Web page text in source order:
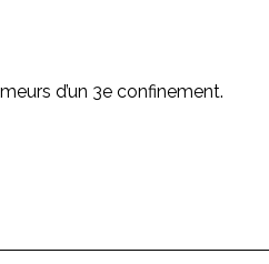
d’un 3e confinement.